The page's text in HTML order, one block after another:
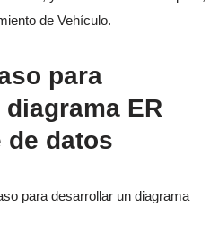
de Vehículo.
para
ER
de datos
para desarrollar un diagrama